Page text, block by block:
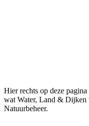
Hier rechts op deze
wat Water, Land & Dijken
Natuurbeheer.